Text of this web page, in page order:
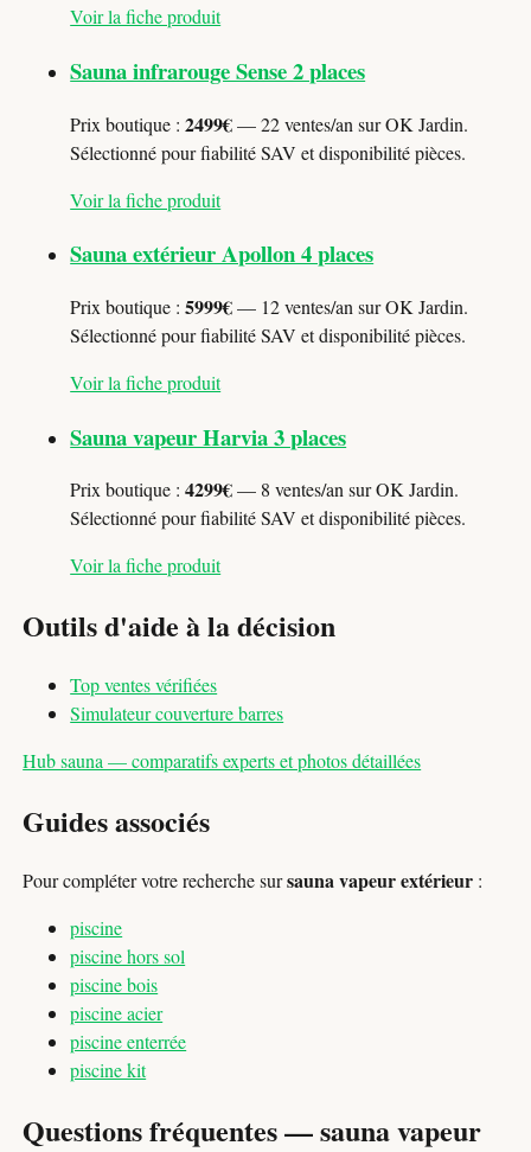
Voir la fiche produit
Sauna infrarouge Sense 2 places
Prix boutique :2499€— 22 ventes/an sur OK Jardin.
Sélectionné pour fiabilité SAV et disponibilité pièces.
Voir la fiche produit
Sauna extérieur Apollon 4 places
Prix boutique :5999€— 12 ventes/an sur OK Jardin.
Sélectionné pour fiabilité SAV et disponibilité pièces.
Voir la fiche produit
Sauna vapeur Harvia 3 places
Prix boutique :4299€— 8 ventes/an sur OK Jardin.
Sélectionné pour fiabilité SAV et disponibilité pièces.
Voir la fiche produit
Outils d'aide à la décision
Top ventes vérifiées
Simulateur couverture barres
Hub sauna — comparatifs experts et photos détaillées
Guides associés
Pour compléter votre recherche sursauna vapeur extérieur :
piscine
piscine hors sol
piscine bois
piscine acier
piscine enterrée
piscine kit
Questions fréquentes — sauna vapeur